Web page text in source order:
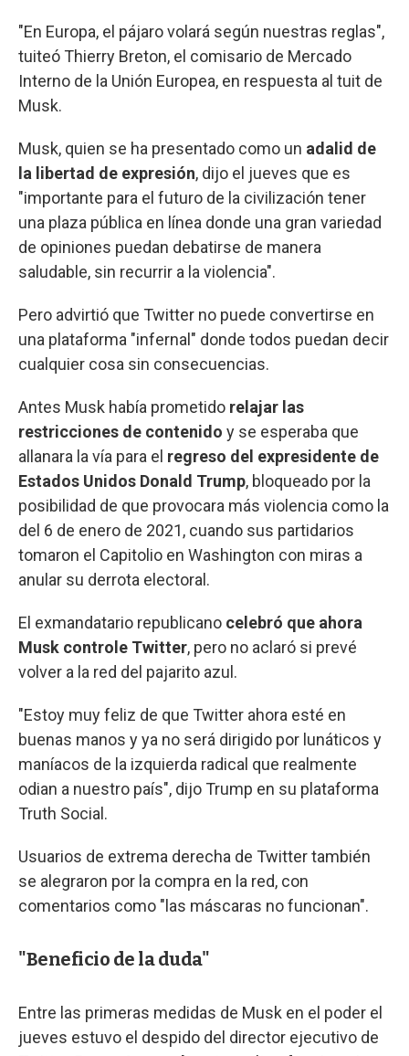
"En Europa, el pájaro volará según nuestras reglas",
tuiteó Thierry Breton, el comisario de Mercado
Interno de la Unión Europea, en respuesta al tuit de
Musk.
Musk, quien se ha presentado como un adalid de
la libertad de expresión, dijo el jueves que es
"importante para el futuro de la civilización tener
una plaza pública en línea donde una gran variedad
de opiniones puedan debatirse de manera
saludable, sin recurrir a la violencia".
Pero advirtió que Twitter no puede convertirse en
una plataforma "infernal" donde todos puedan decir
cualquier cosa sin consecuencias.
Antes Musk había prometido relajar las
restricciones de contenido y se esperaba que
allanara la vía para el regreso del expresidente de
Estados Unidos Donald Trump, bloqueado por la
posibilidad de que provocara más violencia como la
del 6 de enero de 2021, cuando sus partidarios
tomaron el Capitolio en Washington con miras a
anular su derrota electoral.
El exmandatario republicano celebró que ahora
Musk controle Twitter, pero no aclaró si prevé
volver a la red del pajarito azul.
"Estoy muy feliz de que Twitter ahora esté en
buenas manos y ya no será dirigido por lunáticos y
maníacos de la izquierda radical que realmente
odian a nuestro país", dijo Trump en su plataforma
Truth Social.
Usuarios de extrema derecha de Twitter también
se alegraron por la compra en la red, con
comentarios como "las máscaras no funcionan".
"Beneficio de la duda"
Entre las primeras medidas de Musk en el poder el
jueves estuvo el despido del director ejecutivo de